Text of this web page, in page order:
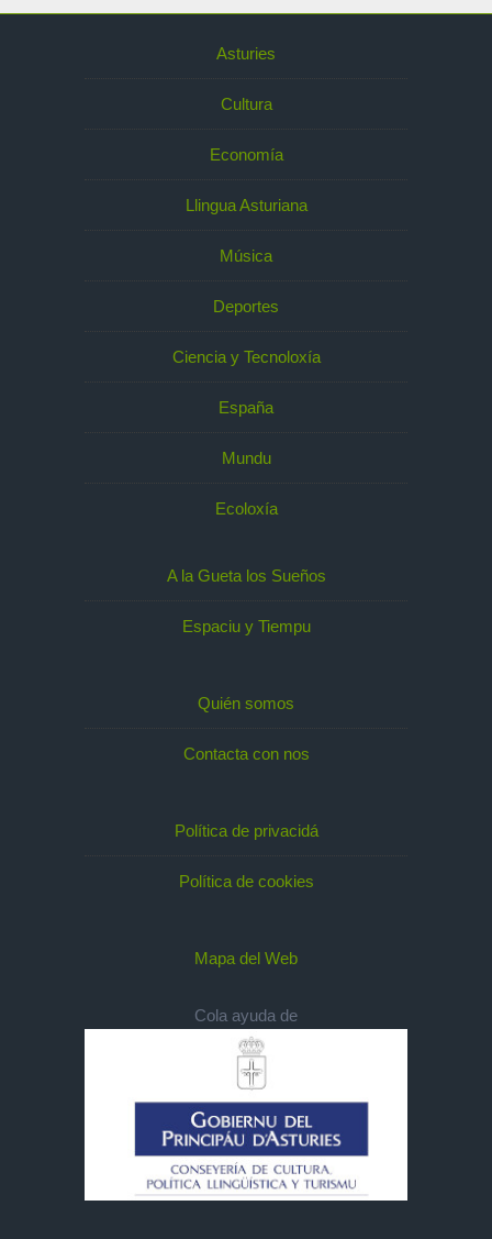
Asturies
Cultura
Economía
Llingua Asturiana
Música
Deportes
Ciencia y Tecnoloxía
España
Mundu
Ecoloxía
A la Gueta los Sueños
Espaciu y Tiempu
Quién somos
Contacta con nos
Política de privacidá
Política de cookies
Mapa del Web
Cola ayuda de